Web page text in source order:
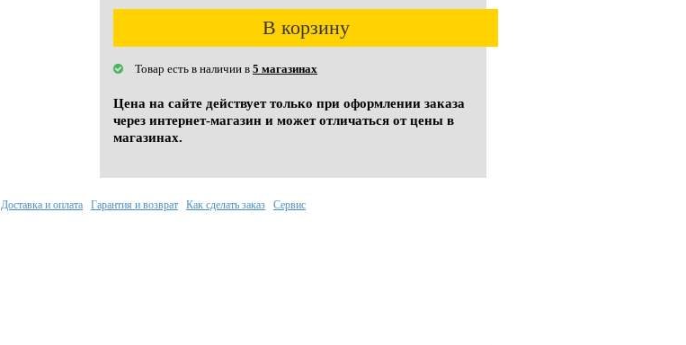
В корзину
Товар есть в наличии в 5 магазинах
Цена на сайте действует только при оформлении заказа
через интернет-магазин и может отличаться от цены в
магазинах.
Доставка и оплата Гарантия и возврат Как сделать заказ Сервис